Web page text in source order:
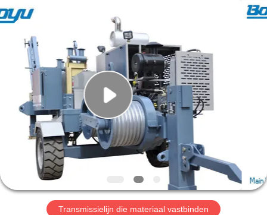
HUIS
PRODUCTEN
ONGEVEER
ONS
FABRIEKSREIS
Boyu
Electric
Power
Reserved.
Transmissielijn die materiaal vastbinden